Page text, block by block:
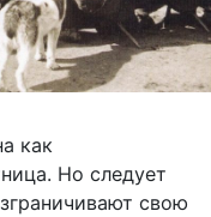
как
Но следует
свою